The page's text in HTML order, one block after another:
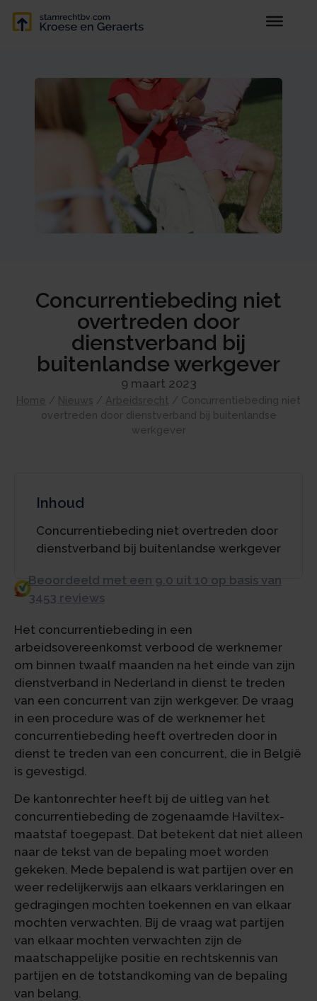
Concurrentiebeding niet
overtreden door
dienstverband bij
buitenlandse werkgever
9 maart 2023
Home / Nieuws / Arbeidsrecht / Concurrentiebeding niet
overtreden door dienstverband bij buitenlandse
werkgever
Inhoud
Concurrentiebeding niet overtreden door
dienstverband bij buitenlandse werkgever
Beoordeeld met een 9.0 uit 10 op basis van
3453 reviews
Het concurrentiebeding in een
arbeidsovereenkomst verbood de werknemer
om binnen twaalf maanden na het einde van zijn
dienstverband in Nederland in dienst te treden
van een concurrent van zijn werkgever. De vraag
in een procedure was of de werknemer het
concurrentiebeding heeft overtreden door in
dienst te treden van een concurrent, die in België
is gevestigd.
De kantonrechter heeft bij de uitleg van het
concurrentiebeding de zogenaamde Haviltex-
maatstaf toegepast. Dat betekent dat niet alleen
naar de tekst van de bepaling moet worden
gekeken. Mede bepalend is wat partijen over en
weer redelijkerwijs aan elkaars verklaringen en
gedragingen mochten toekennen en van elkaar
mochten verwachten. Bij de vraag wat partijen
van elkaar mochten verwachten zijn de
maatschappelijke positie en rechtskennis van
partijen en de totstandkoming van de bepaling
van belang.